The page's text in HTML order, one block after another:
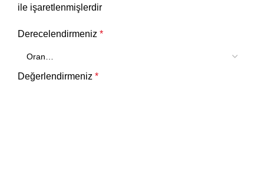
ile işaretlenmişlerdir
Derecelendirmeniz *
Değerlendirmeniz *